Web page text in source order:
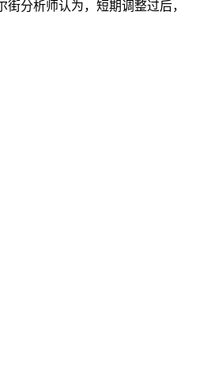
分析师认为，短期调整过后，